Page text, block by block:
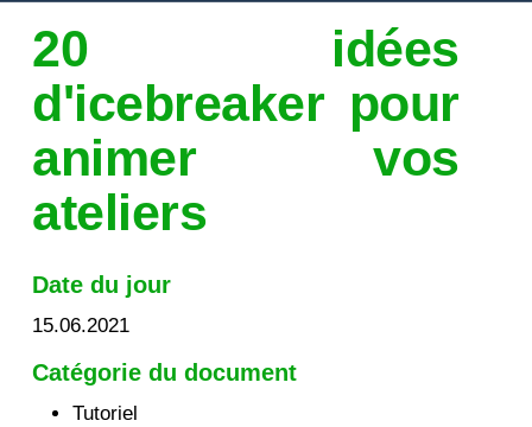
20 idées
d'icebreaker pour
animer vos
ateliers
Date du jour
15.06.2021
Catégorie du document
Tutoriel